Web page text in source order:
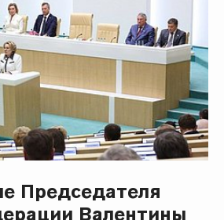
Председателя
Валентины